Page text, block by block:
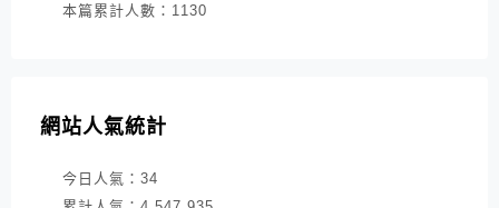
本篇累計人數： 1130
網站人氣統計
今日人氣： 34